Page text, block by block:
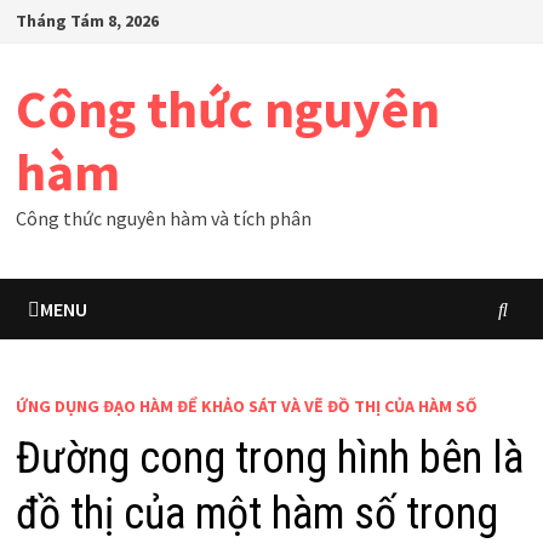
SkipTháng Tám 8, 2026
Công thức nguyên
hàm
Công thức nguyên hàm và tích phân
MENU
ỨNG DỤNG ĐẠO HÀM ĐỂ KHẢO SÁT VÀ VẼ ĐỒ THỊ CỦA HÀM SỐ
Đường cong trong hình bên là
đồ thị của một hàm số trong